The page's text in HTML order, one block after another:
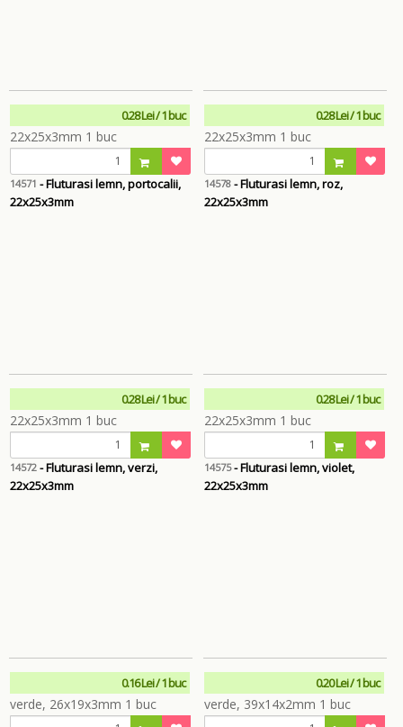
0.28 Lei / 1 buc
14571 - Fluturasi lemn, portocalii,
22x25x3mm
0.28 Lei / 1 buc
14578- Fluturasi lemn, roz,
22x25x3mm
0.28 Lei / 1 buc
14572 - Fluturasi lemn, verzi,
22x25x3mm
0.28 Lei / 1 buc
14575- Fluturasi lemn, violet,
22x25x3mm
0.16 Lei / 1 buc 0.20 Lei / 1 buc